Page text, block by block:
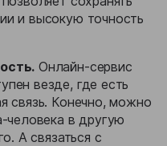
и высокую точность
Онлайн-сервис
везде, где есть
связь. Конечно, можно
человека в другую
А связаться с